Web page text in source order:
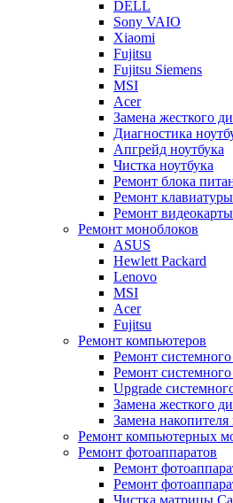
DELL
Sony VAIO
Xiaomi
Fujitsu
Fujitsu Siemens
MSI
Acer
Замена жесткого
Диагностика
Апгрейд ноутбука
Чистка ноутбука
Ремонт блока
Ремонт
Ремонт
Ремонт моноблоков
ASUS
Hewlett Packard
Lenovo
MSI
Acer
Fujitsu
Ремонт компьютеров
Ремонт
Ремонт
Upgrade
Замена жесткого
Замена накопителя
Ремонт компьютерных
Ремонт фотоаппаратов
Ремонт
Ремонт
Чистка матрицы